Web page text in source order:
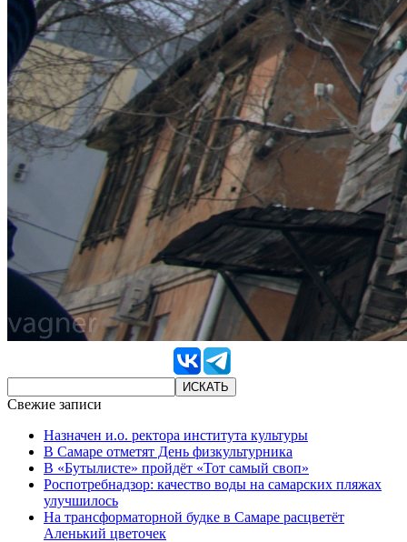
Свежие записи
Назначен и.о. ректора института культуры
В Самаре отметят День физкультурника
В «Бутылисте» пройдёт «Тот самый своп»
Роспотребнадзор: качество воды на самарских пляжах
улучшилось
На трансформаторной будке в Самаре расцветёт
Аленький цветочек